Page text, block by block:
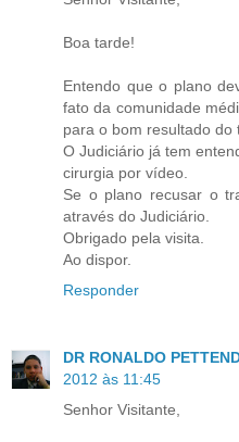
Boa tarde!
Entendo que o plano
fato da comunidade
para o bom resultado do
O Judiciário já tem
cirurgia por vídeo.
Se o plano recusar o
através do Judiciário.
Obrigado pela visita.
Ao dispor.
Responder
DR RONALDO
2012 às 11:45
Senhor Visitante,